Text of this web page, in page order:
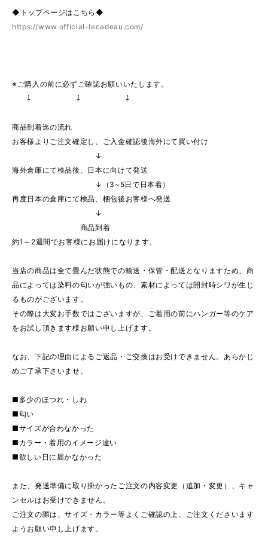
◆トップページはこちら◆
https://www.official-lecadeau.com/
※ご購入の前に必ずご確認お願いいたします。
⇩ ⇩ ⇩
商品到着迄の流れ
お客様よりご注文確定し、ご入金確認後海外にて買い付け
↓
海外倉庫にて検品後、日本に向けて発送
↓（3~5日で日本着）
再度日本の倉庫にて検品、梱包後お客様へ発送
↓
商品到着
約1～2週間でお客様にお届けになります。
当店の商品は全て畳んだ状態での輸送・保管・配送となりますため、商
品によっては染料の匂いが強いもの、素材によっては開封時シワが生じ
るものがございます。
その際は大変お手数ではございますが、ご着用の前にハンガー等のケア
をお試し頂きます様お願い申し上げます。
なお、下記の理由によるご返品・ご交換はお受けできません。あらかじ
めご了承下さいませ。
■多少のほつれ・しわ
■匂い
■サイズが合わなかった
■カラー・着用のイメージ違い
■欲しい日に届かなかった
また、発送準備に取り掛かったご注文の内容変更（追加・変更）、キャ
ンセルはお受けできません。
ご注文の際は、サイズ・カラー等よくご確認の上、ご注文くださいます
ようお願い申し上げます。